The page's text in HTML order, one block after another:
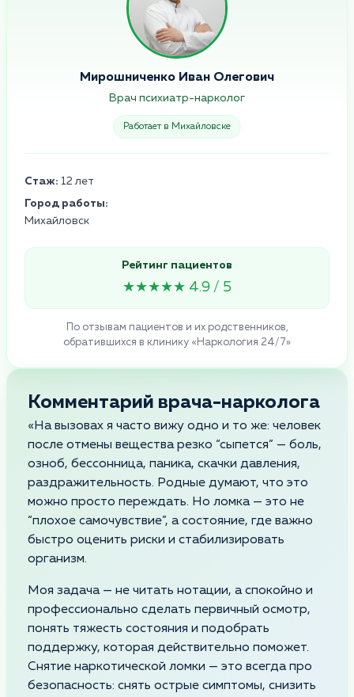
Мирошниченко Иван Олегович
Врач психиатр-нарколог
Работает в Михайловске
Стаж: 12 лет
Город работы:
Михайловск
Рейтинг пациентов
★★★★★ 4.9 / 5
По отзывам пациентов и их родственников,
обратившихся в клинику «Наркология 24/7»
Комментарий врача-нарколога
«На вызовах я часто вижу одно и то же: человек
после отмены вещества резко “сыпется” — боль,
озноб, бессонница, паника, скачки давления,
раздражительность. Родные думают, что это
можно просто переждать. Но ломка — это не
“плохое самочувствие”, а состояние, где важно
быстро оценить риски и стабилизировать
организм.
Моя задача — не читать нотации, а спокойно и
профессионально сделать первичный осмотр,
понять тяжесть состояния и подобрать
поддержку, которая действительно поможет.
Снятие наркотической ломки — это всегда про
безопасность: снять острые симптомы, снизить